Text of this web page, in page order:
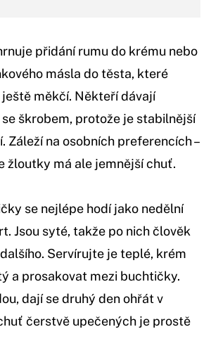
přidání rumu do krému nebo
másla do těsta, které
měkčí. Někteří dávají
škrobem, protože je stabilnější
Záleží na osobních preferencích –
žloutky má ale jemnější chuť.
se nejlépe hodí jako nedělní
Jsou syté, takže po nich člověk
Servírujte je teplé, krém
a prosakovat mezi buchtičky.
dají se druhý den ohřát v
čerstvě upečených je prostě